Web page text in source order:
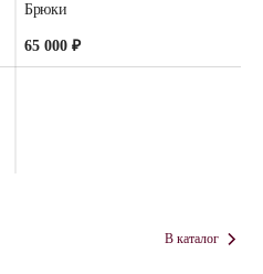
Брюки
65 000 ₽
В каталог